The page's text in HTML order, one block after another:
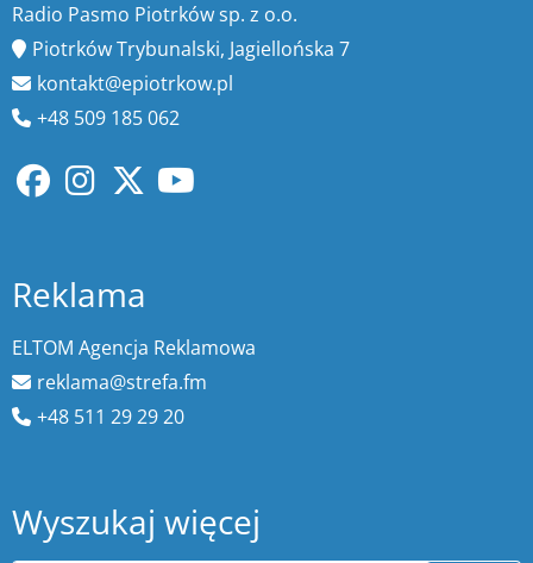
Radio Pasmo Piotrków sp. z o.o.
Piotrków Trybunalski, Jagiellońska 7
kontakt@epiotrkow.pl
+48 509 185 062
Reklama
ELTOM Agencja Reklamowa
reklama@strefa.fm
+48 511 29 29 20
Wyszukaj więcej